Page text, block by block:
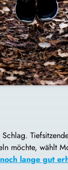
möchte, wählt
lange gut